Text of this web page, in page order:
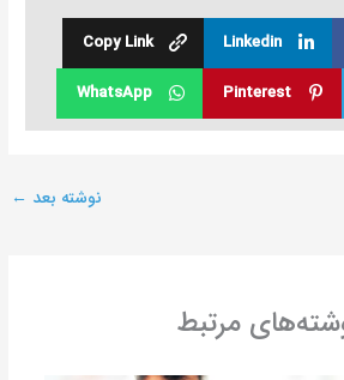
a
p
p
r
a
m
d
i
n
g
a
Linkedin
Copy Link
Pinterest
WhatsApp
نوشته بعد ←
مرتبط